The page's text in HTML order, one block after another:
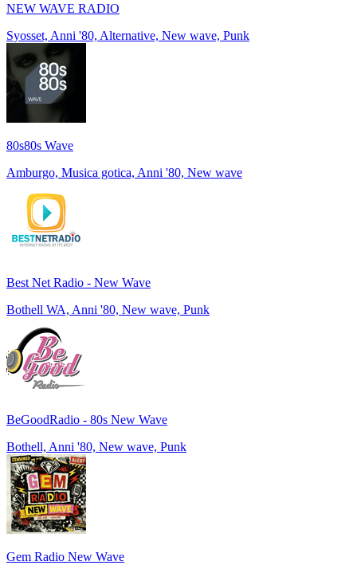
NEW WAVE RADIO
Syosset, Anni '80, Alternative, New wave, Punk
80s80s Wave
Amburgo, Musica gotica, Anni '80, New wave
Best Net Radio - New Wave
Bothell WA, Anni '80, New wave, Punk
BeGoodRadio - 80s New Wave
Bothell, Anni '80, New wave, Punk
Gem Radio New Wave